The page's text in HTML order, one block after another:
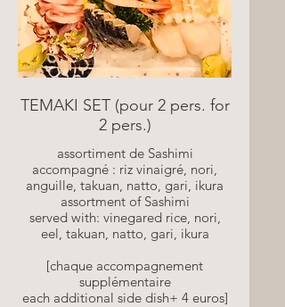
TEMAKI SET (pour 2 pers. for
2 pers.)
assortiment de Sashimi
accompagné : riz vinaigré, nori,
anguille, takuan, natto, gari, ikura
assortment of Sashimi
served with: vinegared rice, nori,
eel, takuan, natto, gari, ikura
[chaque accompagnement
supplémentaire
each additional side dish+ 4 euros]